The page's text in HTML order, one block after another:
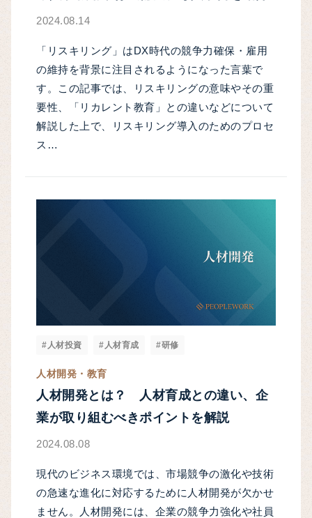
2024.08.14
「リスキリング」はDX時代の競争力確保・雇用
の維持を背景に注目されるようになった言葉で
す。この記事では、リスキリングの意味やその重
要性、「リカレント教育」との違いなどについて
解説した上で、リスキリング導入のためのプロセ
ス…
#人材投資 #人材育成 #研修
人材開発・教育
人材開発とは？ 人材育成との違い、企
業が取り組むべきポイントを解説
2024.08.08
現代のビジネス環境では、市場競争の激化や技術
の急速な進化に対応するために人材開発が欠かせ
ません。人材開発には、企業の競争力強化や社員